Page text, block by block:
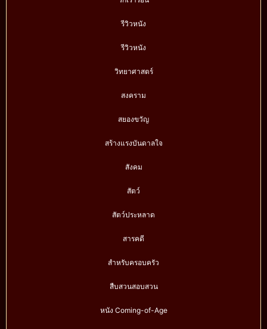
รีวิวหนัง
รีวิวหนัง
วิทยาศาสตร์
สงคราม
สยองขวัญ
สร้างแรงบันดาลใจ
สังคม
สัตว์
สัตว์ประหลาด
สารคดี
สำหรับครอบครัว
สืบสวนสอบสวน
หนัง Coming-of-Age